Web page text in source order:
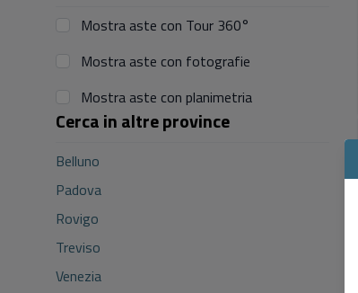
Mostra aste con Tour 360°
Mostra aste con fotografie
Mostra aste con planimetria
Cerca in altre province
Belluno
Padova
Rovigo
Treviso
Venezia